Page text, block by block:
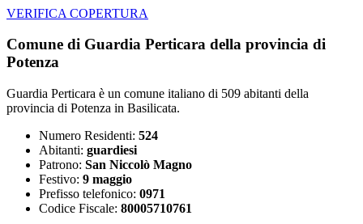
VERIFICA COPERTURA
Comune di Guardia Perticara della provincia di
Potenza
Guardia Perticara è un comune italiano di 509 abitanti della
provincia di Potenza in Basilicata.
Numero Residenti: 524
Abitanti: guardiesi
Patrono: San Niccolò Magno
Festivo: 9 maggio
Prefisso telefonico: 0971
Codice Fiscale: 80005710761